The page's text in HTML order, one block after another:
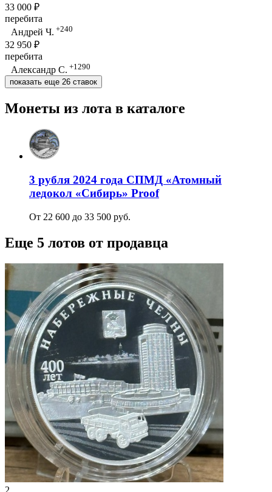
33 000 ₽
перебита
Андрей Ч. +240
32 950 ₽
перебита
Александр С. +1290
показать еще 26 ставок
Монеты из лота в каталоге
3 рубля 2024 года СПМД «Атомный
ледокол «Сибирь» Proof
От 22 600 до 33 500 руб.
Еще 5 лотов от продавца
2